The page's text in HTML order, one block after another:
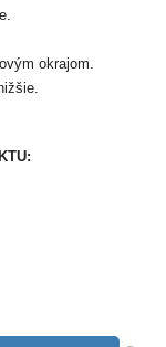
okrajom.